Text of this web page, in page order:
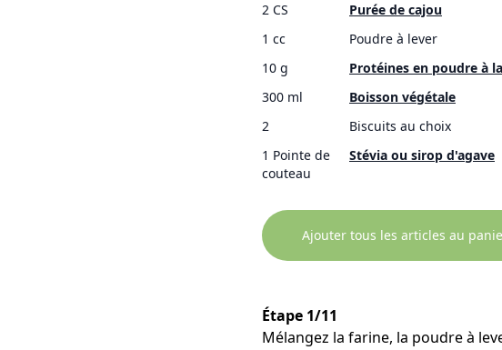
2 CS
Purée de cajou
1 cc
Poudre à lever
10 g
Protéines en poudre à
300 ml
Boisson végétale
2
Biscuits au choix
1 Pointe de
couteau
Stévia ou sirop d'agave
Ajouter tous les articles au
Étape 1/11
Mélangez la farine, la poudre à